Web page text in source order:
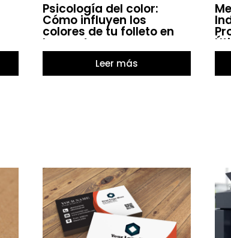
Psicología del color:
Cómo influyen los
colores de tu folleto en
las ventas
Leer más